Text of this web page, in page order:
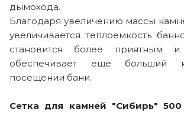
дымохода.
Благодаря увеличению массы
увеличивается теплоемкость
становится более приятным
обеспечивает еще больший
посещении бани.
Сетка для камней "Сибирь" 500